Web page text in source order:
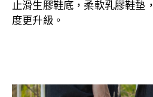
止滑生膠鞋底， 柔軟乳膠鞋墊，
度更升級。